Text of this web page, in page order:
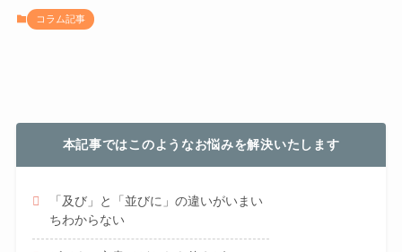
コラム記事
本記事ではこのようなお悩みを解決いたします
「及び」と「並びに」の違いがいまい
ちわからない